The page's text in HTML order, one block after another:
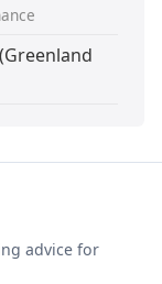
advice for